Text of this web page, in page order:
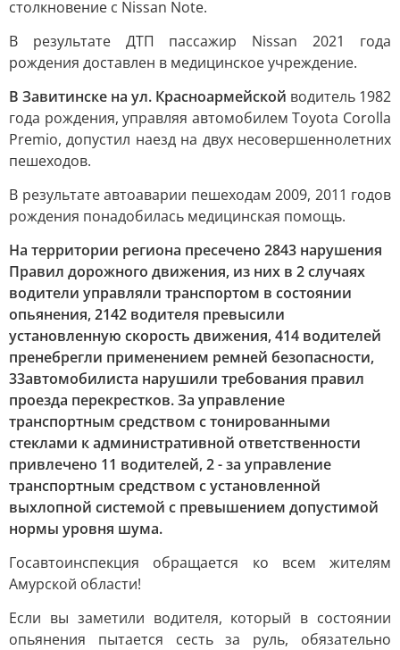
столкновение с Nissan Note.
В результате ДТП пассажир Nissan 2021 года
рождения доставлен в медицинское учреждение.
В Завитинске на ул. Красноармейской водитель 1982
года рождения, управляя автомобилем Toyota Corolla
Premio, допустил наезд на двух несовершеннолетних
пешеходов.
В результате автоаварии пешеходам 2009, 2011 годов
рождения понадобилась медицинская помощь.
На территории региона пресечено 2843 нарушения
Правил дорожного движения, из них в 2 случаях
водители управляли транспортом в состоянии
опьянения, 2142 водителя превысили
установленную скорость движения, 414 водителей
пренебрегли применением ремней безопасности,
33автомобилиста нарушили требования правил
проезда перекрестков. За управление
транспортным средством с тонированными
стеклами к административной ответственности
привлечено 11 водителей, 2 - за управление
транспортным средством с установленной
выхлопной системой с превышением допустимой
нормы уровня шума.
Госавтоинспекция обращается ко всем жителям
Амурской области!
Если вы заметили водителя, который в состоянии
опьянения пытается сесть за руль, обязательно